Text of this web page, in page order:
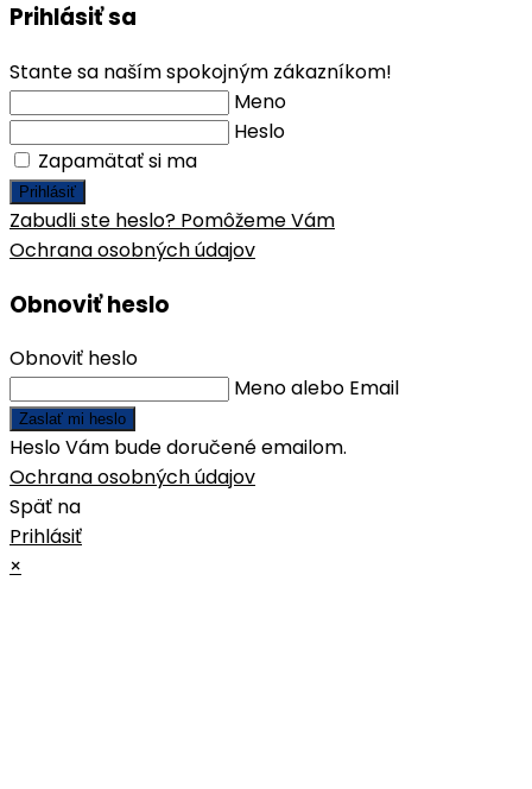
Prihlásiť sa
Stante sa naším spokojným zákazníkom!
Meno
Heslo
Zapamätať si ma
Prihlásiť
Zabudli ste heslo? Pomôžeme Vám
Ochrana osobných údajov
Obnoviť heslo
Obnoviť heslo
Meno alebo Email
Zaslať mi heslo
Heslo Vám bude doručené emailom.
Ochrana osobných údajov
Späť na
Prihlásiť
×